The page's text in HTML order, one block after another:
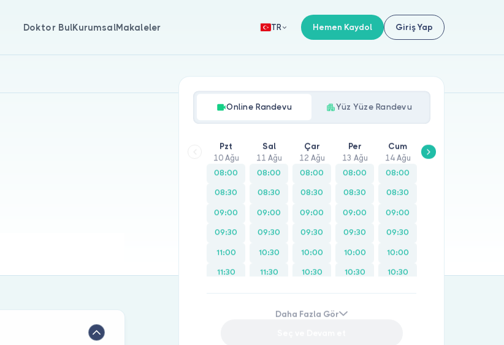
Doktor BulKurumsalMakaleler TR Hemen Kaydol Giriş Yap
Online Randevu Yüz Yüze Randevu
Pzt
10 Ağu
08:00
08:30
09:00
09:30
11:00
11:30
Sal
11 Ağu
08:00
08:30
09:00
09:30
10:30
11:30
13:30
Çar
12 Ağu
08:00
08:30
09:00
09:30
10:00
10:30
11:30
Per
13 Ağu
08:00
08:30
09:00
09:30
10:00
10:30
11:30
Cum
14 Ağu
08:00
08:30
09:00
09:30
10:00
10:30
Cmt
15 Ağu
Daha Fazla Gör